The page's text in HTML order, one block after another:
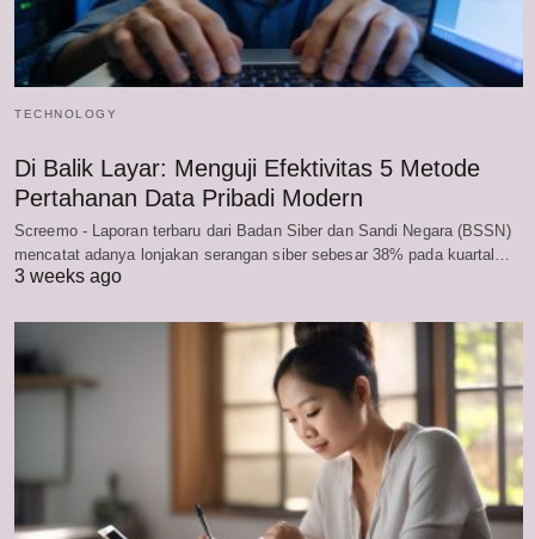
TECHNOLOGY
Di Balik Layar: Menguji Efektivitas 5 Metode
Pertahanan Data Pribadi Modern
Screemo - Laporan terbaru dari Badan Siber dan Sandi Negara (BSSN)
mencatat adanya lonjakan serangan siber sebesar 38% pada kuartal…
3 weeks ago